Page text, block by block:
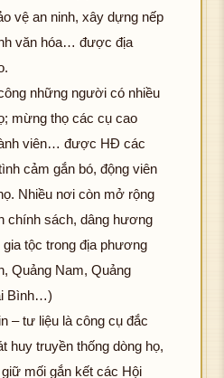
vệ an ninh, xây dựng nếp
văn hóa… được địa
những người có nhiều
mừng thọ các cụ cao
viên… được HĐ các
cảm gắn bó, động viên
Nhiều nơi còn mở rộng
chính sách, dâng hương
tộc trong địa phương
Quảng Nam, Quảng
Bình…)
– tư liệu là công cụ đắc
huy truyền thống dòng họ,
mối gắn kết các Hội